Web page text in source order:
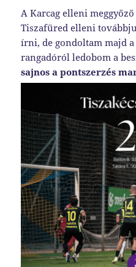
A Karcag elleni
Tiszafüred elleni
írni, de gondoltam majd
rangadóról ledobom a
sajnos a pontszerzés